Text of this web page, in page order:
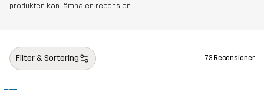
produkten kan lämna en recension
Filter & Sortering 73 Recensioner